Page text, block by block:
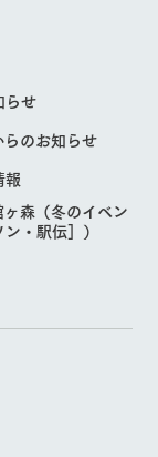
らせ
らのお知らせ
報
森（冬のイベン
・駅伝］）